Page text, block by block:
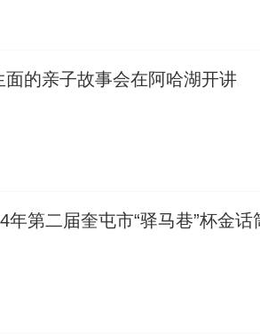
面的亲子故事会在阿哈湖开讲
年第二届奎屯市“驿马巷”杯金